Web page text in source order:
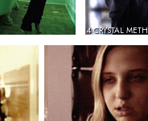
4 CRYSTAL METH